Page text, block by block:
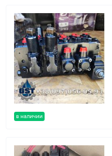
в наличии